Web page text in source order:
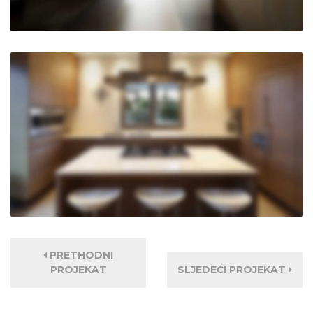
PRETHODNI
PROJEKAT
SLJEDEĆI PROJEKAT